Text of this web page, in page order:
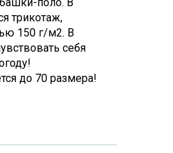
трикотаж,
150 г/м2. В
себя
до 70 размера!